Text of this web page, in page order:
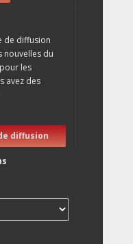
de diffusion
nouvelles du
les
avez des
diffusion